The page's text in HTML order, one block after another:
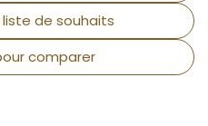
comparer
de souhaits